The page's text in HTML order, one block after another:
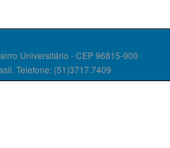
Universitário - CEP 96815-900
Telefone: (51)3717.7409